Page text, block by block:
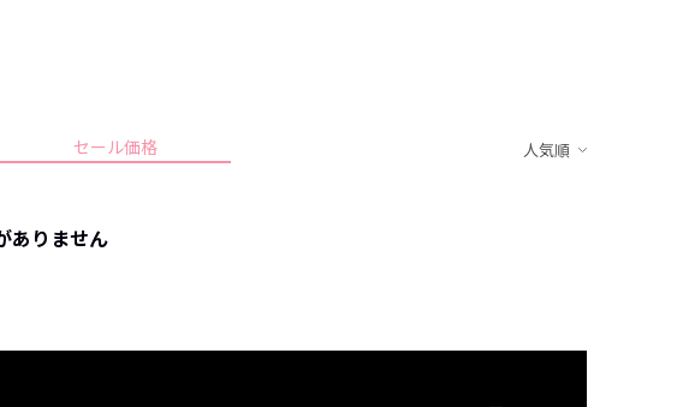
プライバシーポリシー
セール価格 人気順
ありません